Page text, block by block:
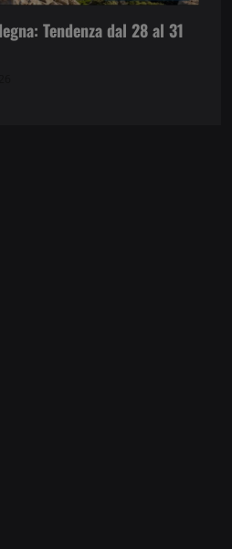
Tendenza dal 28 al 31